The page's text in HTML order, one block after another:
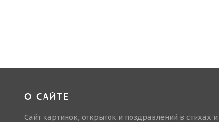
О САЙТЕ
Сайт картинок, открыток и поздравлений в стихах и